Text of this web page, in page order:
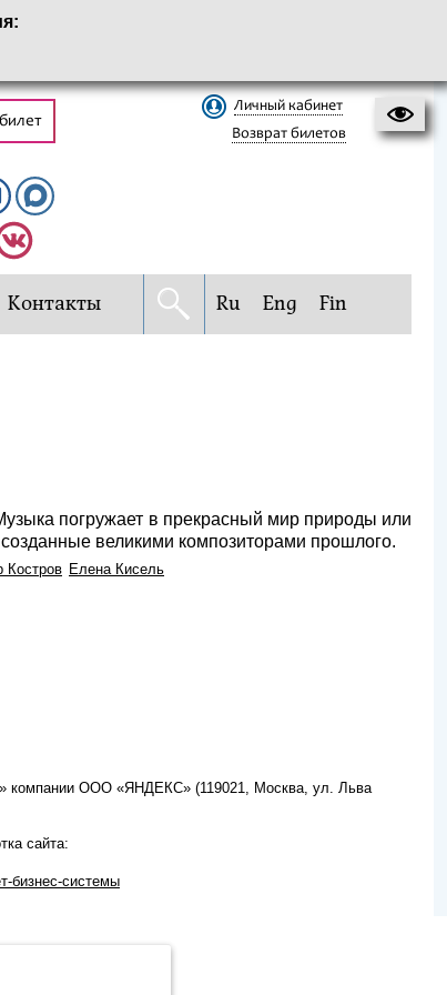
Личный кабинет
Возврат билетов
Контакты Ru Eng Fin
погружает в прекрасный мир природы или
великими композиторами прошлого.
Костров Елена Кисель
компании ООО «ЯНДЕКС» (119021, Москва, ул. Льва
сайта:
бизнес-системы